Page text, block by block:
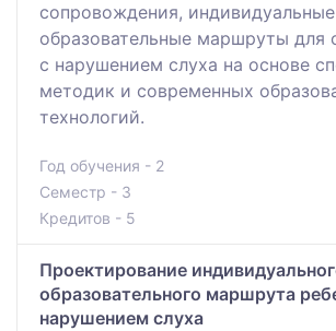
сопровождения, индивидуальные
образовательные маршруты для
с нарушением слуха на основе
методик и современных
технологий.
Год обучения - 2
Семестр - 3
Кредитов - 5
Проектирование
образовательного маршрута
нарушением слуха